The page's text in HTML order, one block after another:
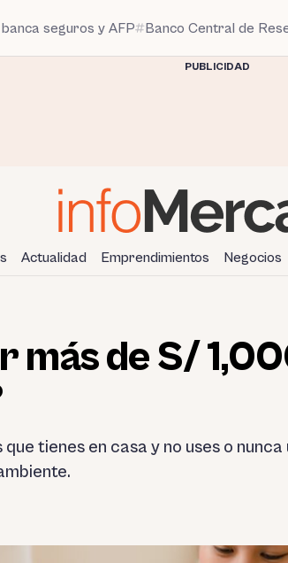
seguros y AFP Banco Central de
PUBLICIDAD
Actualidad Emprendimientos Negocios
más de S/
tienes en casa y no uses o